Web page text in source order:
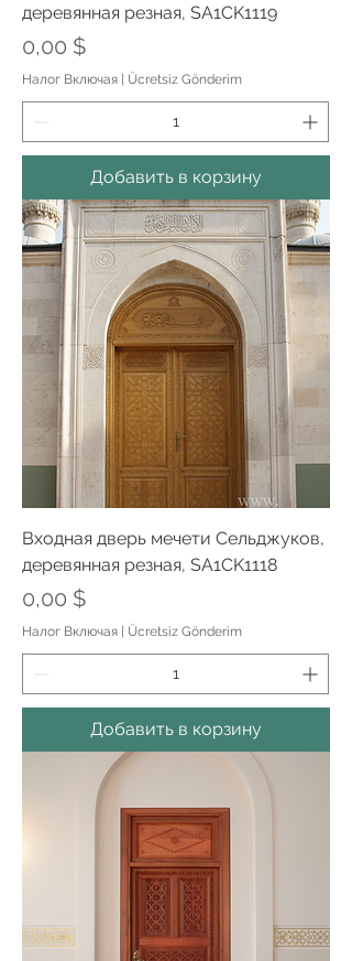
деревянная резная, SA1CK1119
Цена
0,00 $
Налог Включая | Ücretsiz Gönderim
Добавить в корзину
Входная дверь мечети Сельджуков,
деревянная резная, SA1CK1118
Цена
0,00 $
Налог Включая | Ücretsiz Gönderim
Добавить в корзину